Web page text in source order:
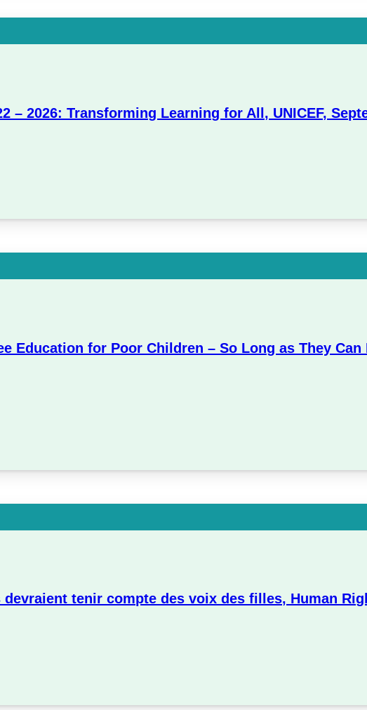
– 2026: Transforming Learning for All, UNICEF,
Education for Poor Children – So Long as They
tenir compte des voix des filles, Human